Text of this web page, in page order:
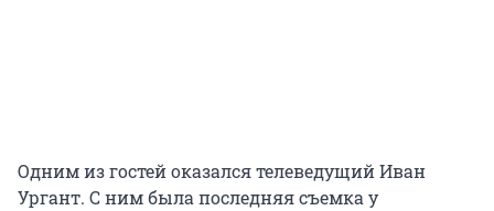
Одним из гостей оказался телеведущий Иван
Ургант. С ним была последняя съемка у